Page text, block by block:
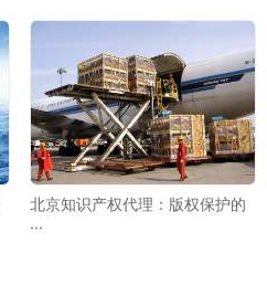
北京知识产权代理：版权保护的
···